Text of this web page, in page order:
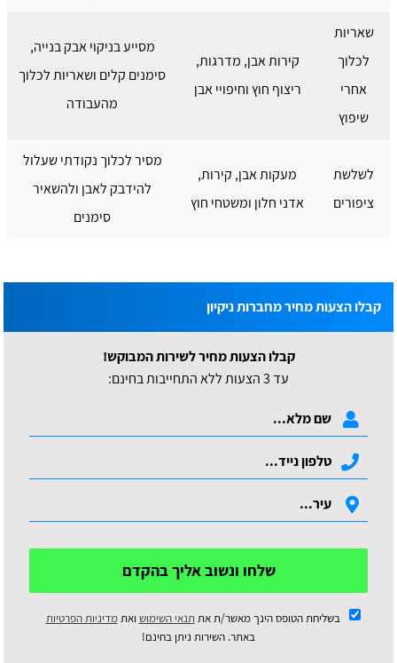
שאריות
לכלוך
אחרי
שיפוץ
קירות אבן, מדרגות,
ריצוף חוץ וחיפויי אבן
מסייע בניקוי אבק בנייה,
סימנים קלים ושאריות לכלוך
מהעבודה
לשלשת
ציפורים
מעקות אבן, קירות,
אדני חלון ומשטחי חוץ
מסיר לכלוך נקודתי שעלול
להידבק לאבן ולהשאיר
סימנים
קבלו הצעות מחיר מחברות ניקיון
קבלו הצעות מחיר לשירות המבוקש!
עד 3 הצעות ללא התחייבות בחינם:
שלחו ונשוב אליך בהקדם
בשליחת הטופס הינך מאשר/ת את תנאי השימוש ואתמדיניות הפרטיות
באתר. השירות ניתן בחינם!